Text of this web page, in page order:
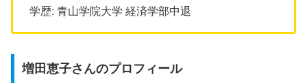
学歴: 青山学院大学 経済学部中退
増田恵子さんのプロフィール